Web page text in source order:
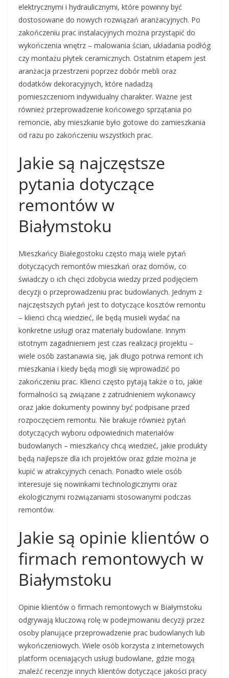
elektrycznymi i hydraulicznymi, które powinny być
dostosowane do nowych rozwiązań aranżacyjnych. Po
zakończeniu prac instalacyjnych można przystąpić do
wykończenia wnętrz – malowania ścian, układania podłóg
czy montażu płytek ceramicznych. Ostatnim etapem jest
aranżacja przestrzeni poprzez dobór mebli oraz
dodatków dekoracyjnych, które nadadzą
pomieszczeniom indywidualny charakter. Ważne jest
również przeprowadzenie końcowego sprzątania po
remoncie, aby mieszkanie było gotowe do zamieszkania
od razu po zakończeniu wszystkich prac.
Jakie są najczęstsze
pytania dotyczące
remontów w
Białymstoku
Mieszkańcy Białegostoku często mają wiele pytań
dotyczących remontów mieszkań oraz domów, co
świadczy o ich chęci zdobycia wiedzy przed podjęciem
decyzji o przeprowadzeniu prac budowlanych. Jednym z
najczęstszych pytań jest to dotyczące kosztów remontu
– klienci chcą wiedzieć, ile będą musieli wydać na
konkretne usługi oraz materiały budowlane. Innym
istotnym zagadnieniem jest czas realizacji projektu –
wiele osób zastanawia się, jak długo potrwa remont ich
mieszkania i kiedy będą mogli się wprowadzić po
zakończeniu prac. Klienci często pytają także o to, jakie
formalności są związane z zatrudnieniem wykonawcy
oraz jakie dokumenty powinny być podpisane przed
rozpoczęciem remontu. Nie brakuje również pytań
dotyczących wyboru odpowiednich materiałów
budowlanych – mieszkańcy chcą wiedzieć, jakie produkty
będą najlepsze dla ich projektów oraz gdzie można je
kupić w atrakcyjnych cenach. Ponadto wiele osób
interesuje się nowinkami technologicznymi oraz
ekologicznymi rozwiązaniami stosowanymi podczas
remontów.
Jakie są opinie klientów o
firmach remontowych w
Białymstoku
Opinie klientów o firmach remontowych w Białymstoku
odgrywają kluczową rolę w podejmowaniu decyzji przez
osoby planujące przeprowadzenie prac budowlanych lub
wykończeniowych. Wiele osób korzysta z internetowych
platform oceniających usługi budowlane, gdzie mogą
znaleźć recenzje innych klientów dotyczące jakości pracy